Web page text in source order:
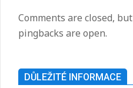
Comments are closed, but
pingbacks are open.
DŮLEŽITÉ INFORMACE